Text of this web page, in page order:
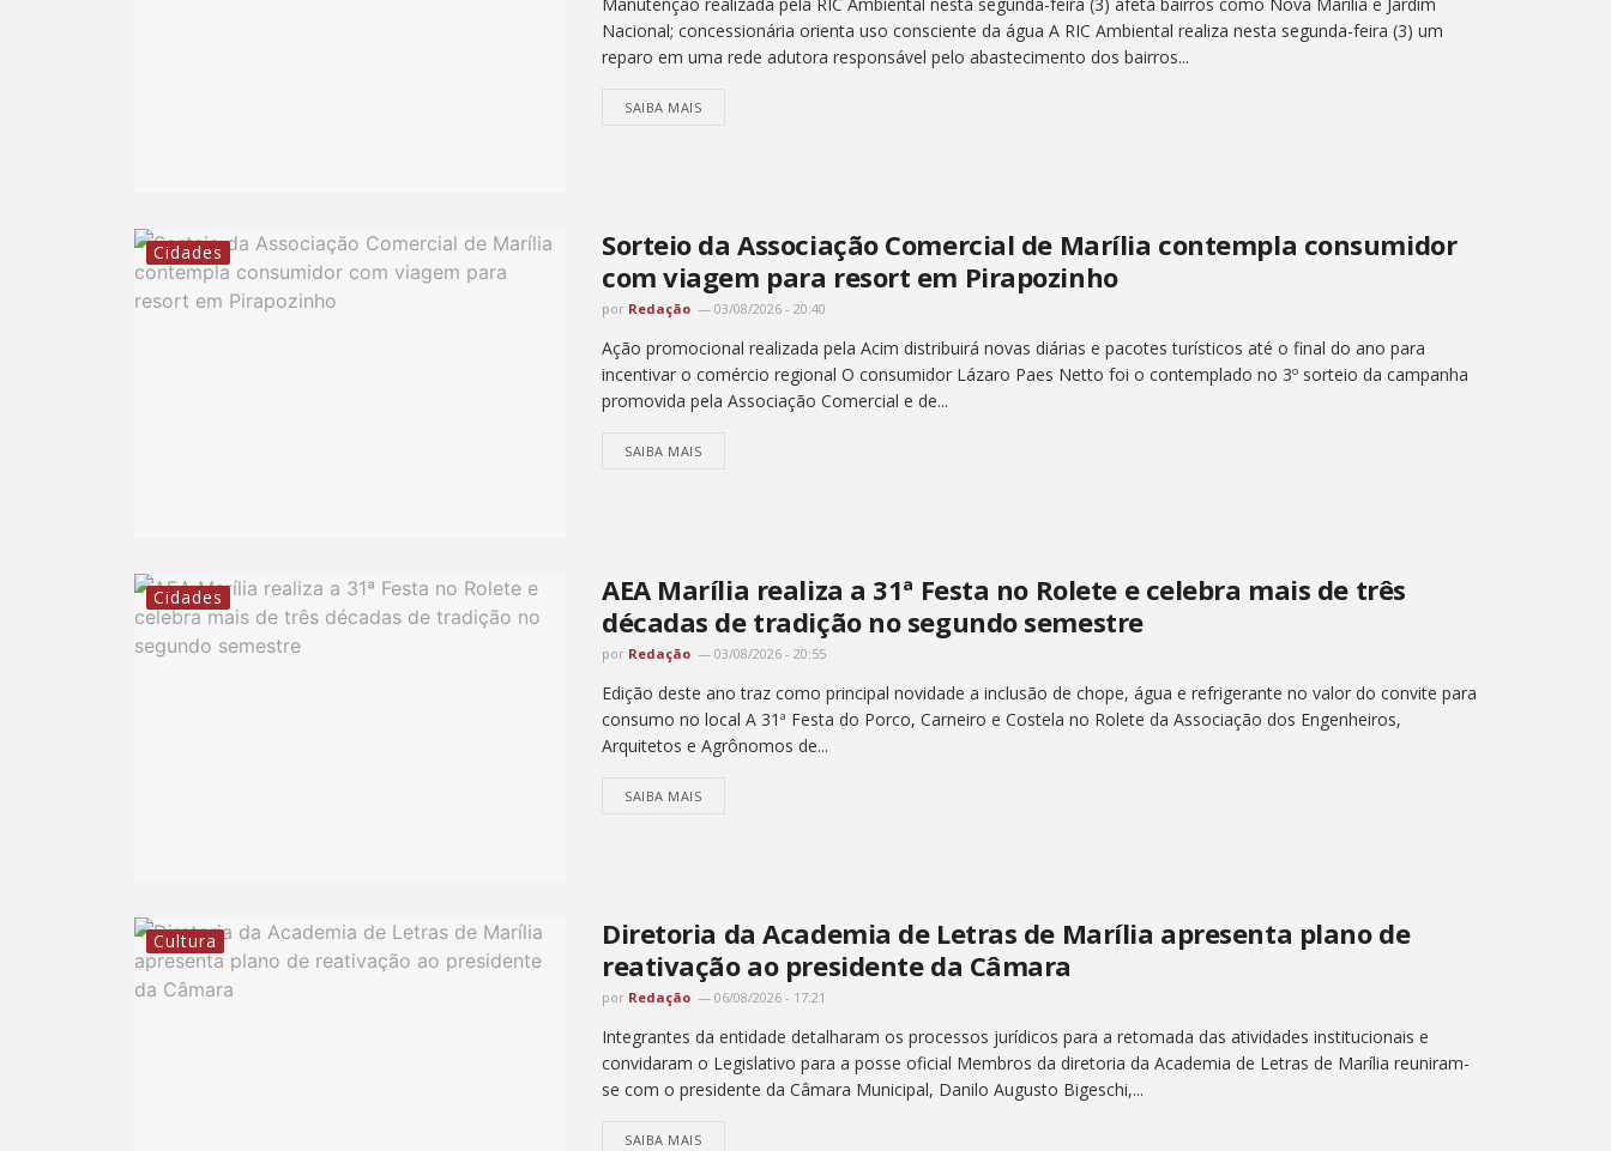
Nacional; concessionária orienta uso consciente da água A RIC Ambiental realiza nesta segunda-feira (3) um
reparo em uma rede adutora responsável pelo abastecimento dos bairros...
SAIBA MAIS
Cidades
Sorteio da Associação Comercial de Marília contempla consumidor
com viagem para resort em Pirapozinho
por Redação 03/08/2026 - 20:40
Ação promocional realizada pela Acim distribuirá novas diárias e pacotes turísticos até o final do ano para
incentivar o comércio regional O consumidor Lázaro Paes Netto foi o contemplado no 3º sorteio da campanha
promovida pela Associação Comercial e de...
SAIBA MAIS
Cidades
AEA Marília realiza a 31ª Festa no Rolete e celebra mais de três
décadas de tradição no segundo semestre
por Redação 03/08/2026 - 20:55
Edição deste ano traz como principal novidade a inclusão de chope, água e refrigerante no valor do convite para
consumo no local A 31ª Festa do Porco, Carneiro e Costela no Rolete da Associação dos Engenheiros,
Arquitetos e Agrônomos de...
SAIBA MAIS
Cultura
Diretoria da Academia de Letras de Marília apresenta plano de
reativação ao presidente da Câmara
por Redação 06/08/2026 - 17:21
Integrantes da entidade detalharam os processos jurídicos para a retomada das atividades institucionais e
convidaram o Legislativo para a posse oficial Membros da diretoria da Academia de Letras de Marília reuniram-
se com o presidente da Câmara Municipal, Danilo Augusto Bigeschi,...
SAIBA MAIS